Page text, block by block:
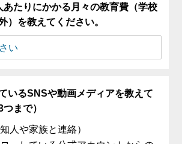
あたりにかかる月々の教育費（学校
）を教えてください。
いるSNSや動画メディアを教えて
まで）
人や家族と連絡）